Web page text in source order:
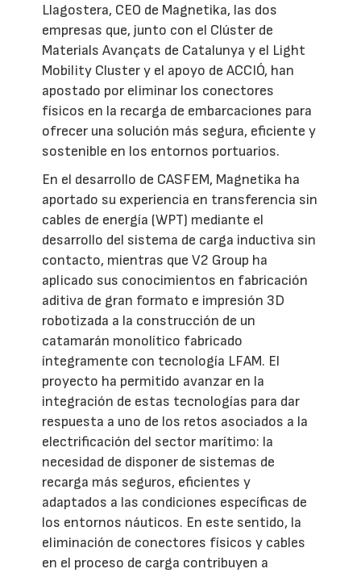
Llagostera, CEO de Magnetika, las dos
empresas que, junto con el Clúster de
Materials Avançats de Catalunya y el Light
Mobility Cluster y el apoyo de ACCIÓ, han
apostado por eliminar los conectores
físicos en la recarga de embarcaciones para
ofrecer una solución más segura, eficiente y
sostenible en los entornos portuarios.
En el desarrollo de CASFEM, Magnetika ha
aportado su experiencia en transferencia sin
cables de energía (WPT) mediante el
desarrollo del sistema de carga inductiva sin
contacto, mientras que V2 Group ha
aplicado sus conocimientos en fabricación
aditiva de gran formato e impresión 3D
robotizada a la construcción de un
catamarán monolítico fabricado
íntegramente con tecnología LFAM. El
proyecto ha permitido avanzar en la
integración de estas tecnologías para dar
respuesta a uno de los retos asociados a la
electrificación del sector marítimo: la
necesidad de disponer de sistemas de
recarga más seguros, eficientes y
adaptados a las condiciones específicas de
los entornos náuticos. En este sentido, la
eliminación de conectores físicos y cables
en el proceso de carga contribuyen a